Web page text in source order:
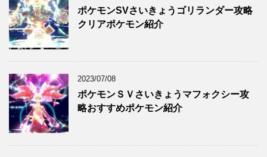
ポケモンSVさいきょうゴリランダー攻略
クリアポケモン紹介
2023/07/08
ポケモンＳＶさいきょうマフォクシー攻
略おすすめポケモン紹介